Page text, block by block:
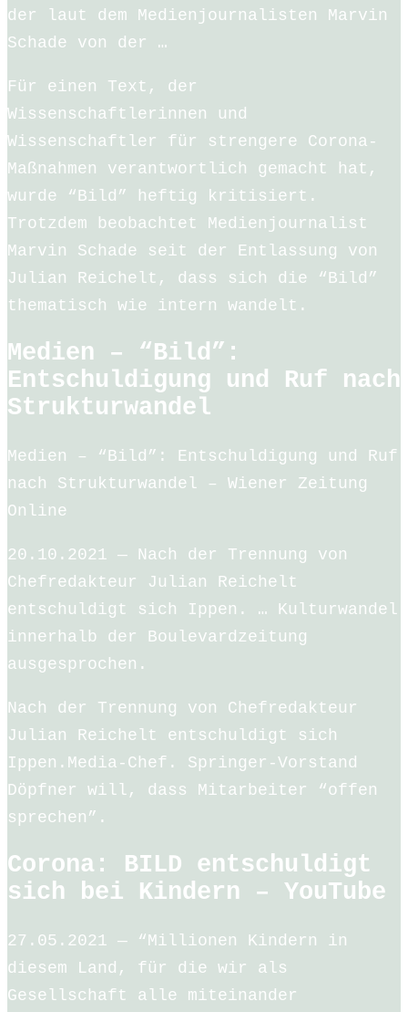
der laut dem Medienjournalisten Marvin
Schade von der …
Für einen Text, der
Wissenschaftlerinnen und
Wissenschaftler für strengere Corona-
Maßnahmen verantwortlich gemacht hat,
wurde “Bild” heftig kritisiert.
Trotzdem beobachtet Medienjournalist
Marvin Schade seit der Entlassung von
Julian Reichelt, dass sich die “Bild”
thematisch wie intern wandelt.
Medien – “Bild”:
Entschuldigung und Ruf nach
Strukturwandel
Medien – “Bild”: Entschuldigung und Ruf
nach Strukturwandel – Wiener Zeitung
Online
20.10.2021 — Nach der Trennung von
Chefredakteur Julian Reichelt
entschuldigt sich Ippen. … Kulturwandel
innerhalb der Boulevardzeitung
ausgesprochen.
Nach der Trennung von Chefredakteur
Julian Reichelt entschuldigt sich
Ippen.Media-Chef. Springer-Vorstand
Döpfner will, dass Mitarbeiter “offen
sprechen”.
Corona: BILD entschuldigt
sich bei Kindern – YouTube
27.05.2021 — “Millionen Kindern in
diesem Land, für die wir als
Gesellschaft alle miteinander